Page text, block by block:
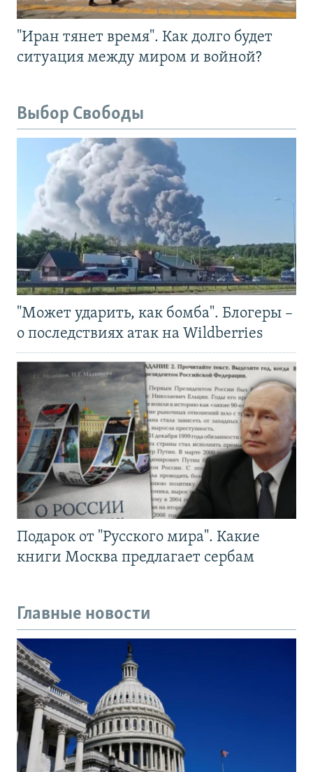
"Иран тянет время". Как долго будет
ситуация между миром и войной?
Выбор Свободы
"Может ударить, как бомба". Блогеры –
о последствиях атак на Wildberries
Подарок от "Русского мира". Какие
книги Москва предлагает сербам
Главные новости